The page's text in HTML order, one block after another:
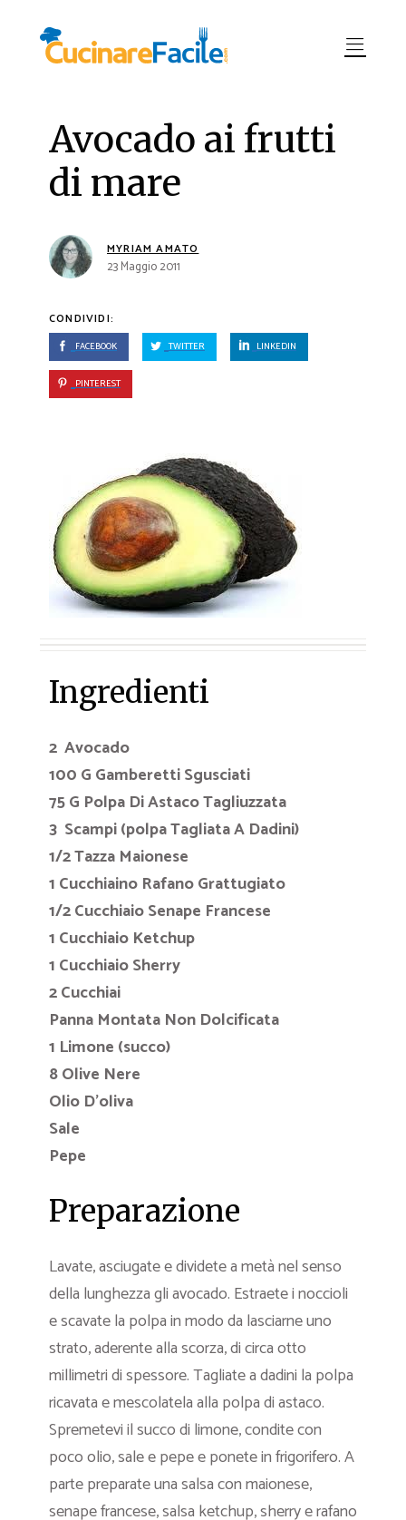
Avocado ai frutti
di mare
MYRIAM AMATO
23 Maggio 2011
CONDIVIDI:
FACEBOOK TWITTER LINKEDIN
PINTEREST
Ingredienti
2 Avocado
100 G Gamberetti Sgusciati
75 G Polpa Di Astaco Tagliuzzata
3 Scampi (polpa Tagliata A Dadini)
1/2 Tazza Maionese
1 Cucchiaino Rafano Grattugiato
1/2 Cucchiaio Senape Francese
1 Cucchiaio Ketchup
1 Cucchiaio Sherry
2 Cucchiai
Panna Montata Non Dolcificata
1 Limone (succo)
8 Olive Nere
Olio D’oliva
Sale
Pepe
Preparazione
Lavate, asciugate e dividete a metà nel senso
della lunghezza gli avocado. Estraete i noccioli
e scavate la polpa in modo da lasciarne uno
strato, aderente alla scorza, di circa otto
millimetri di spessore. Tagliate a dadini la polpa
ricavata e mescolatela alla polpa di astaco.
Spremetevi il succo di limone, condite con
poco olio, sale e pepe e ponete in frigorifero. A
parte preparate una salsa con maionese,
senape francese, salsa ketchup, sherry e rafano